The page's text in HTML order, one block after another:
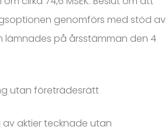
genomförs med stöd av
lämnades på årsstämman den 4
utan företrädesrätt
av aktier tecknade utan